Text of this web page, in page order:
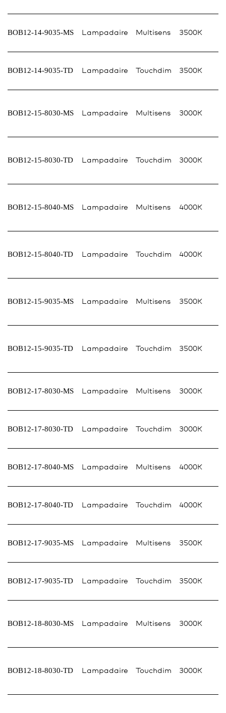
BOB12-14-9035-MS Lampadaire Multisens 3500K
BOB12-14-9035-TD Lampadaire Touchdim 3500K
BOB12-15-8030-MS Lampadaire Multisens 3000K
BOB12-15-8030-TD Lampadaire Touchdim 3000K
BOB12-15-8040-MS Lampadaire Multisens 4000K
BOB12-15-8040-TD Lampadaire Touchdim 4000K
BOB12-15-9035-MS Lampadaire Multisens 3500K
BOB12-15-9035-TD Lampadaire Touchdim 3500K
BOB12-17-8030-MS Lampadaire Multisens 3000K
BOB12-17-8030-TD Lampadaire Touchdim 3000K
BOB12-17-8040-MS Lampadaire Multisens 4000K
BOB12-17-8040-TD Lampadaire Touchdim 4000K
BOB12-17-9035-MS Lampadaire Multisens 3500K
BOB12-17-9035-TD Lampadaire Touchdim 3500K
BOB12-18-8030-MS Lampadaire Multisens 3000K
BOB12-18-8030-TD Lampadaire Touchdim 3000K